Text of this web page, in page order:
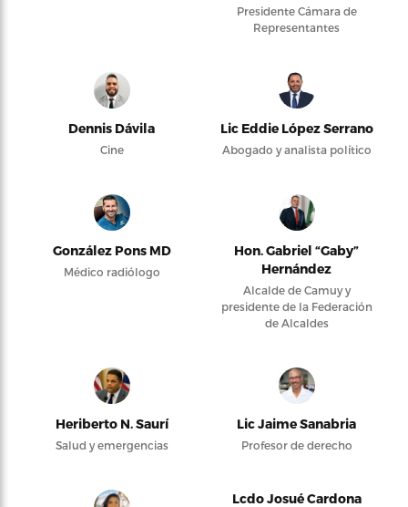
Presidente Cámara de
Representantes
Dennis Dávila
Cine
Lic Eddie López Serrano
Abogado y analista político
González Pons MD
Médico radiólogo
Hon. Gabriel “Gaby”
Hernández
Alcalde de Camuy y
presidente de la Federación
de Alcaldes
Heriberto N. Saurí
Salud y emergencias
Lic Jaime Sanabria
Profesor de derecho
Lcdo Josué Cardona